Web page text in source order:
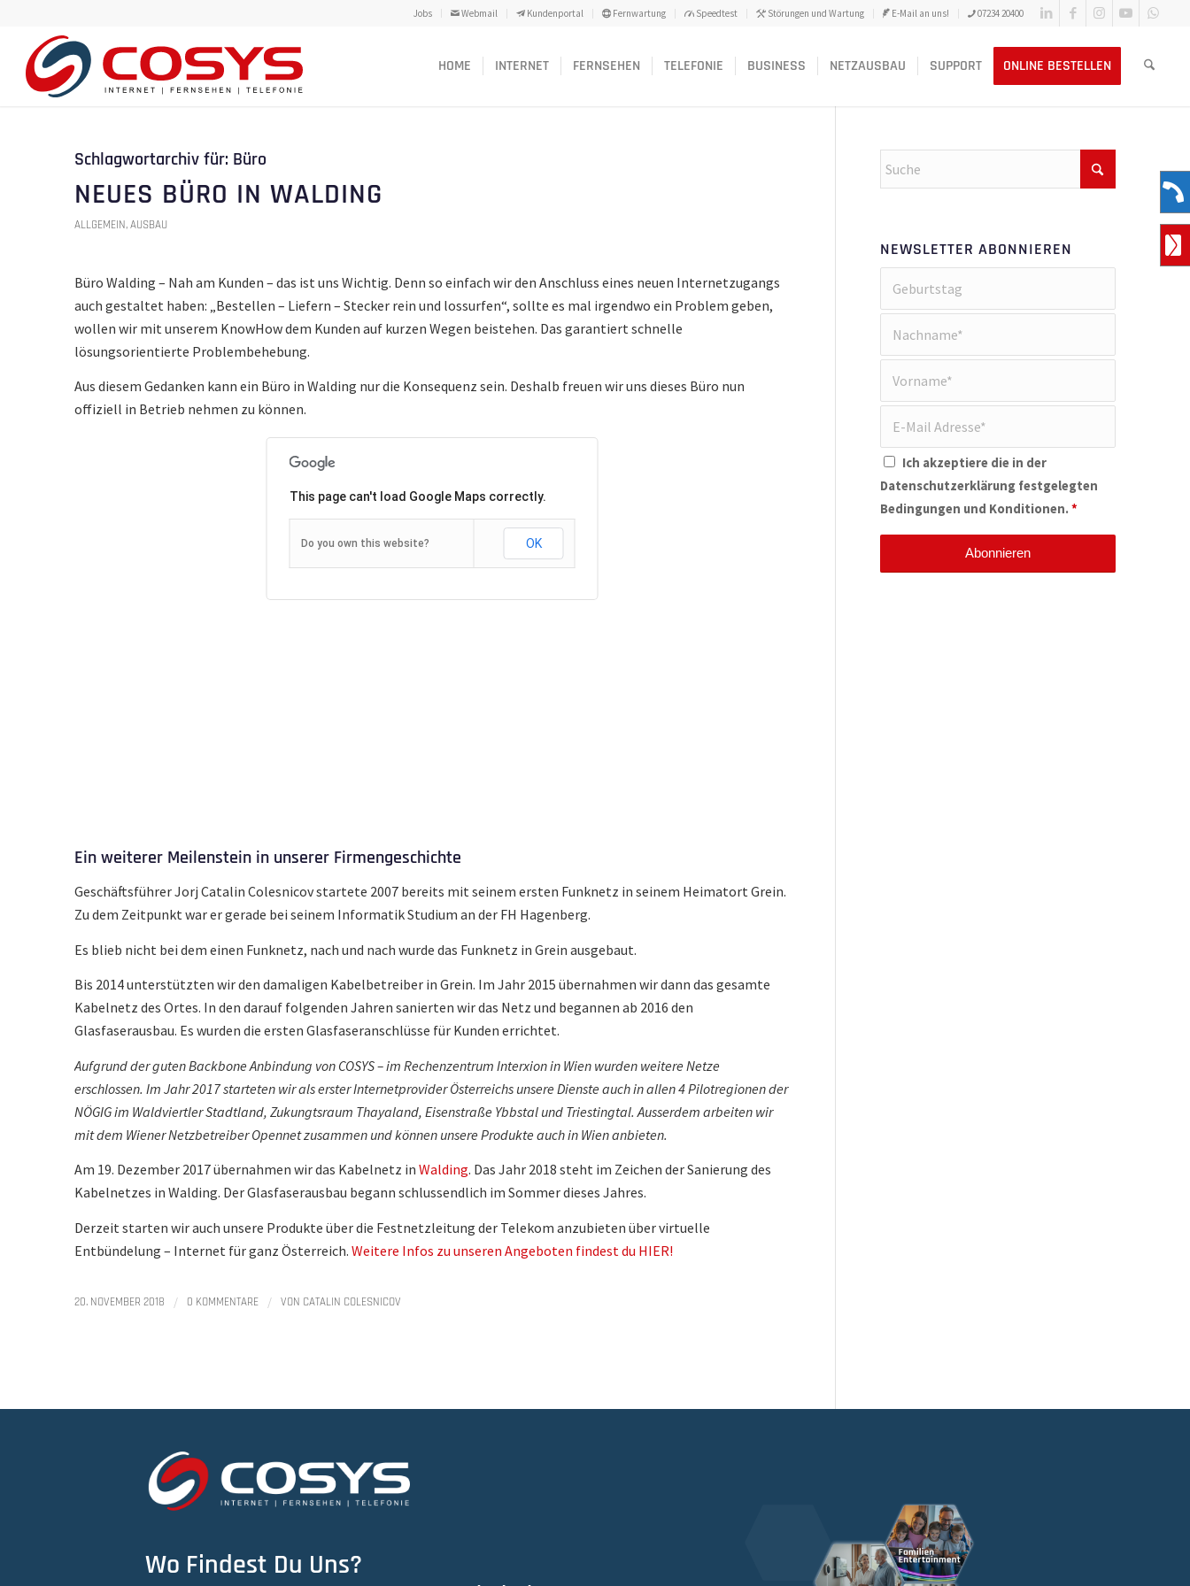
Jobs Webmail Kundenportal Fernwartung Speedtest Störungen und Wartung E-Mail an uns! 07234 20400
HOME INTERNET FERNSEHEN TELEFONIE BUSINESS NETZAUSBAU SUPPORT ONLINE BESTELLEN
Schlagwortarchiv für: Büro
NEUES BÜRO IN WALDING
ALLGEMEIN,AUSBAU
Büro Walding – Nah am Kunden – das ist uns Wichtig. Denn so einfach wir den Anschluss eines neuen Internetzugangs
auch gestaltet haben: „Bestellen – Liefern – Stecker rein und lossurfen“, sollte es mal irgendwo ein Problem geben,
wollen wir mit unserem KnowHow dem Kunden auf kurzen Wegen beistehen. Das garantiert schnelle
lösungsorientierte Problembehebung.
Aus diesem Gedanken kann ein Büro in Walding nur die Konsequenz sein. Deshalb freuen wir uns dieses Büro nun
offiziell in Betrieb nehmen zu können.
This page can't load Google Maps correctly.
Do you own this website? OK
Ein weiterer Meilenstein in unserer Firmengeschichte
Geschäftsführer Jorj Catalin Colesnicov startete 2007 bereits mit seinem ersten Funknetz in seinem Heimatort Grein.
Zu dem Zeitpunkt war er gerade bei seinem Informatik Studium an der FH Hagenberg.
Es blieb nicht bei dem einen Funknetz, nach und nach wurde das Funknetz in Grein ausgebaut.
Bis 2014 unterstützten wir den damaligen Kabelbetreiber in Grein. Im Jahr 2015 übernahmen wir dann das gesamte
Kabelnetz des Ortes. In den darauf folgenden Jahren sanierten wir das Netz und begannen ab 2016 den
Glasfaserausbau. Es wurden die ersten Glasfaseranschlüsse für Kunden errichtet.
Aufgrund der guten Backbone Anbindung von COSYS – im Rechenzentrum Interxion in Wien wurden weitere Netze
erschlossen. Im Jahr 2017 starteten wir als erster Internetprovider Österreichs unsere Dienste auch in allen 4 Pilotregionen der
NÖGIG im Waldviertler Stadtland, Zukungtsraum Thayaland, Eisenstraße Ybbstal und Triestingtal. Ausserdem arbeiten wir
mit dem Wiener Netzbetreiber Opennet zusammen und können unsere Produkte auch in Wien anbieten.
Am 19. Dezember 2017 übernahmen wir das Kabelnetz in Walding. Das Jahr 2018 steht im Zeichen der Sanierung des
Kabelnetzes in Walding. Der Glasfaserausbau begann schlussendlich im Sommer dieses Jahres.
Derzeit starten wir auch unsere Produkte über die Festnetzleitung der Telekom anzubieten über virtuelle
Entbündelung – Internet für ganz Österreich. Weitere Infos zu unseren Angeboten findest du HIER!
20. NOVEMBER 2018 / 0 KOMMENTARE / VON CATALIN COLESNICOV
NEWSLETTER ABONNIEREN
Ich akzeptiere die in der
Datenschutzerklärungfestgelegten
Bedingungen und Konditionen.*
Wo Findest Du Uns?